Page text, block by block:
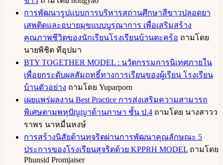
การพัฒนารูปแบบการบริหารสถานศึกษาสีขาวปลอดยา
เสพติดและอบายมุขแบบบูรณาการ เพื่อเสริมสร้าง
คุณภาพชีวิตของนักเรียนโรงเรียนบ้านตะคร้อ ถามโดย
นายพิชิต ทีอุปมา
BTY TOGETHER MODEL : นวัตกรรมการนิเทศภายใน
เพื่อยกระดับผลสัมฤทธิ์ทางการเรียนของผู้เรียน โรงเรียน
บ้านตัวอย่าง ถามโดย Yuparporn
เผยแพร่ผลงาน Best Practice การส่งเสริมความสามารถ
พิเศษตามพหุปัญญาด้านภาษา ชั้น ป.4 ถามโดย นางสาวว
ราพร นาหมื่นหงษ์
การสร้างนิสัยต้านทุจริตผ่านการพัฒนาคุณลักษณะ 5
ประการของโรงเรียนสุจริตด้วย KPPRH MODEL ถามโดย
Phunsid Promjaiser